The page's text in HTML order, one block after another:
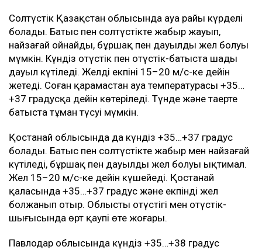
Солтүстік Қазақстан облысында ауа райы күрделі
болады. Батыс пен солтүстікте жаңбыр жауып,
найзағай ойнайды, бұршақ пен дауылды жел болуы
мүмкін. Күндіз оңтүстік пен оңтүстік-батыста шаңды
дауыл күтіледі. Желдің екпіні 15–20 м/с-ке дейін
жетеді. Соған қарамастан ауа температурасы +35…
+37 градусқа дейін көтеріледі. Түнде және таңертең
батыста тұман түсуі мүмкін.
Қостанай облысында да күндіз +35…+37 градус
болады. Батыс пен солтүстікте жаңбыр мен найзағай
күтіледі, бұршақ пен дауылды жел болуы ықтимал.
Жел 15–20 м/с-ке дейін күшейеді. Қостанай
қаласында +35…+37 градус және екпінді жел
болжанып отыр. Облыстың оңтүстігі мен оңтүстік-
шығысында өрт қаупі өте жоғары.
Павлодар облысында күндіз +35…+38 градус